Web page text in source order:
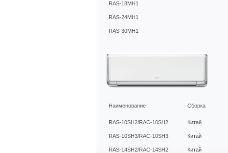
RAS-18MH1
RAS-24MH1
RAS-30MH1
Наименование Сборка
RAS-10SH2/RAC-10SH2 Китай
RAS-10SH3/RAC-10SH3 Китай
RAS-14SH2/RAC-14SH2 Китай